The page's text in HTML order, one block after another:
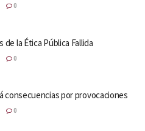
0
de la Ética Pública Fallida
0
consecuencias por provocaciones
0